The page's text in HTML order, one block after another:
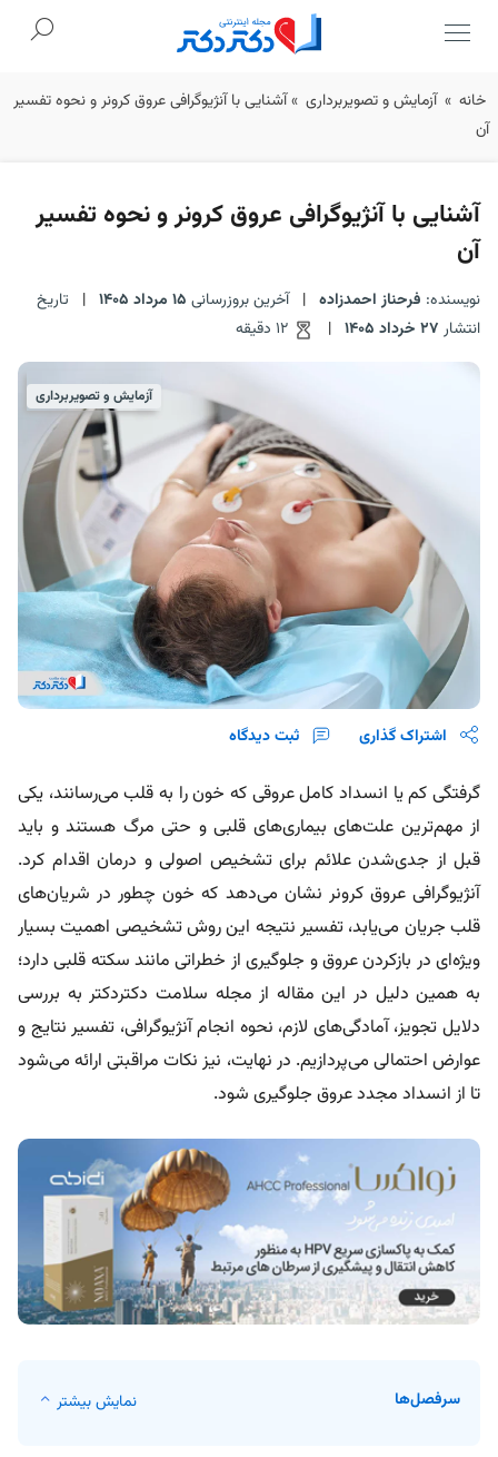
Skip
to
خانه » آزمایش و تصویربرداری »آشنایی با آنژیوگرافی عروق کرونر و نحوه تفسیر
آن
آشنایی با آنژیوگرافی عروق کرونر و نحوه تفسیر
آن
نویسنده: فرحناز احمدزاده | آخرین بروزرسانی 15 مرداد 1405 |
تاریخ
انتشار 27 خرداد 1405 |
آزمایش و تصویربرداری
اشتراک گذاری ثبت دیدگاه
گرفتگی کم یا انسداد کامل عروقی که خون را به قلب می‌رسانند، یکی
از مهم‌ترین علت‌های بیماری‌های قلبی و حتی مرگ هستند و باید
قبل از جدی‌شدن علائم برای تشخیص اصولی و درمان اقدام کرد.
آنژیوگرافی عروق کرونر نشان می‌دهد که خون چطور در شریان‌های
قلب جریان می‌یابد، تفسیر نتیجه این روش تشخیصی اهمیت بسیار
ویژه‌ای در بازکردن عروق و جلوگیری از خطراتی مانند سکته قلبی دارد؛
به‌ همین‌ دلیل در این مقاله از مجله سلامت دکتردکتر به بررسی
دلایل تجویز، آمادگی‌های لازم، نحوه انجام آنژیوگرافی، تفسیر نتایج و
عوارض احتمالی می‌پردازیم. در نهایت، نیز نکات مراقبتی ارائه می‌شود
تا از انسداد مجدد عروق جلوگیری شود.
سرفصل‌ها نمایش بیشتر